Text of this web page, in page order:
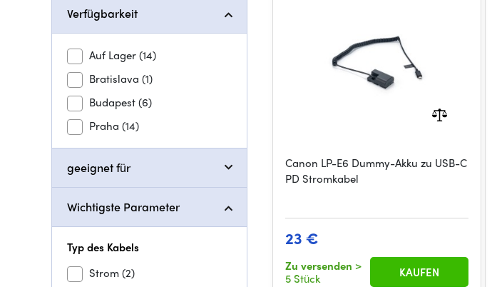
Verfügbarkeit
Auf Lager(14)
Bratislava (1)
Budapest(6)
Praha (14)
geeignet für
Wichtigste Parameter
Typ des Kabels
Strom(2)
Canon LP-E6 Dummy-Akku zu USB-C
PD Stromkabel
23 €
Zu versenden >
5 Stück
KAUFEN